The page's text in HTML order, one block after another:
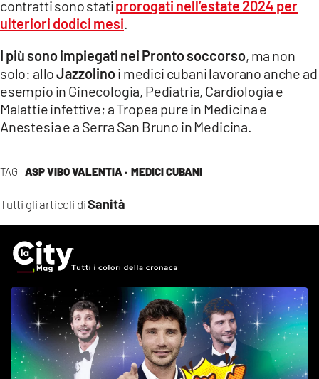
TAG ASP VIBO VALENTIA · MEDICI CUBANI
Tutti gli articoli diSanità
contratti sono statiprorogati nell’estate 2024 per
ulteriori dodici mesi
I più sono impiegati nei Pronto soccorso, ma non
solo: alloJazzolinoi medici cubani lavorano anche ad
esempio in Ginecologia, Pediatria, Cardiologia e
Malattie infettive; a Tropea pure in Medicina e
Anestesia e a Serra San Bruno in Medicina.